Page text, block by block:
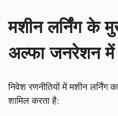
मशीन लर्निंग के
अल्फा जनरेशन में
निवेश रणनीतियों में मशीन
शामिल करता है: